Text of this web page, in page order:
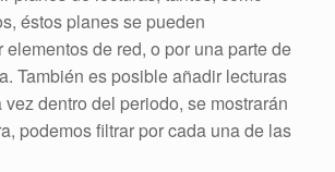
éstos planes se pueden
de red, o por una parte de
También es posible añadir lecturas
dentro del periodo, se mostrarán
podemos filtrar por cada una de las